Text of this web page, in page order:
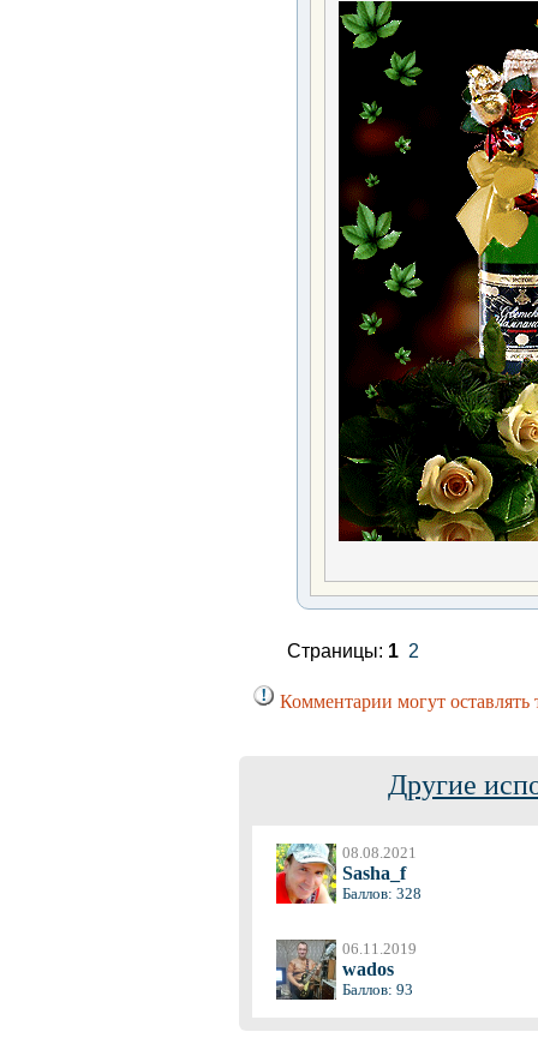
Страницы: 1 2
Комментарии могут оставлять
Другие
08.08.2021
Sasha_f
Баллов: 328
06.11.2019
wados
Баллов: 93